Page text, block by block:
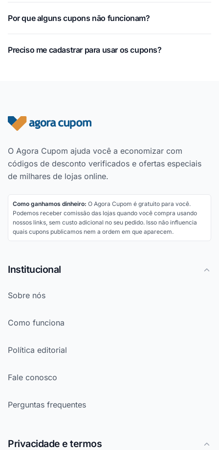
Por que alguns cupons não funcionam?
Preciso me cadastrar para usar os cupons?
Rodapé do site
O Agora Cupom ajuda você a economizar com
códigos de desconto verificados e ofertas especiais
de milhares de lojas online.
Como ganhamos dinheiro: O Agora Cupom é gratuito para você.
Podemos receber comissão das lojas quando você compra usando
nossos links, sem custo adicional no seu pedido. Isso não influencia
quais cupons publicamos nem a ordem em que aparecem.
Institucional
Sobre nós
Como funciona
Política editorial
Fale conosco
Perguntas frequentes
Privacidade e termos